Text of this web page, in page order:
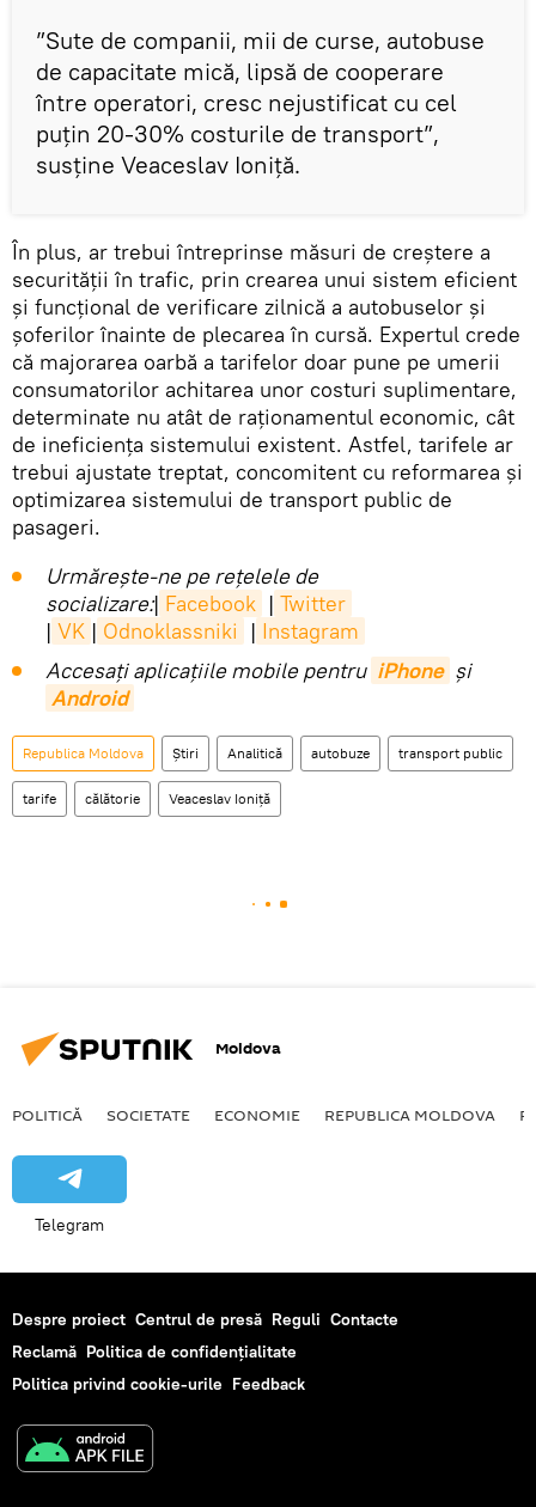
”Sute de companii, mii de curse, autobuse
de capacitate mică, lipsă de cooperare
între operatori, cresc nejustificat cu cel
puțin 20-30% costurile de transport”,
susține Veaceslav Ioniță.
În plus, ar trebui întreprinse măsuri de creștere a
securității în trafic, prin crearea unui sistem eficient
și funcțional de verificare zilnică a autobuselor și
șoferilor înainte de plecarea în cursă. Expertul crede
că majorarea oarbă a tarifelor doar pune pe umerii
consumatorilor achitarea unor costuri suplimentare,
determinate nu atât de raționamentul economic, cât
de ineficiența sistemului existent. Astfel, tarifele ar
trebui ajustate treptat, concomitent cu reformarea și
optimizarea sistemului de transport public de
pasageri.
Urmărește-ne pe rețelele de
socializare:| Facebook | Twitter
| VK | Odnoklassniki | Instagram
Accesaţi aplicaţiile mobile pentru iPhone și
Android
Republica Moldova Știri Analitică autobuze transport public
tarife călătorie Veaceslav Ioniță
Moldova
POLITICĂ SOCIETATE ECONOMIE REPUBLICA MOLDOVA
Telegram
Despre proiect Centrul de presă Reguli Contacte
Reclamă Politica de confidențialitate
Politica privind cookie-urile Feedback